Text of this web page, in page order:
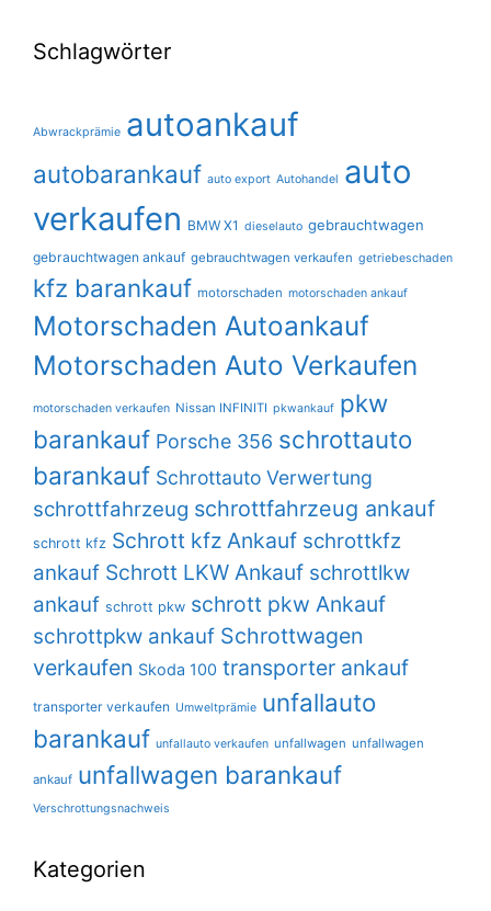
Schlagwörter
Abwrackprämie autoankauf
autobarankauf auto export Autohandel auto
verkaufen BMW X1 dieselauto gebrauchtwagen
gebrauchtwagen ankauf gebrauchtwagen verkaufen getriebeschaden
kfz barankauf motorschaden motorschaden ankauf
Motorschaden Autoankauf
Motorschaden Auto Verkaufen
motorschaden verkaufen Nissan INFINITI pkwankauf pkw
barankauf Porsche 356 schrottauto
barankauf Schrottauto Verwertung
schrottfahrzeug schrottfahrzeug ankauf
schrott kfz Schrott kfz Ankauf schrottkfz
ankauf Schrott LKW Ankauf schrottlkw
ankauf schrott pkw schrott pkw Ankauf
schrottpkw ankauf Schrottwagen
verkaufen Skoda 100 transporter ankauf
transporter verkaufen Umweltprämie unfallauto
barankauf unfallauto verkaufen unfallwagen unfallwagen
ankauf unfallwagen barankauf
Verschrottungsnachweis
Kategorien